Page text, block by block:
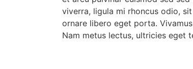
viverra, ligula mi rhoncus odio,
ornare libero eget porta.
Nam metus lectus, ultricies eget